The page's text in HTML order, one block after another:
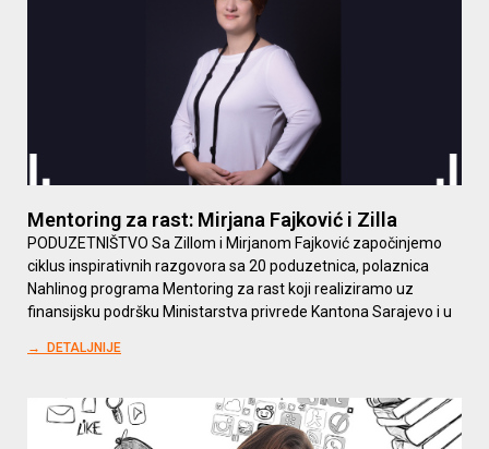
Mentoring za rast: Mirjana Fajković i Zilla
PODUZETNIŠTVO Sa Zillom i Mirjanom Fajković započinjemo
ciklus inspirativnih razgovora sa 20 poduzetnica, polaznica
Nahlinog programa Mentoring za rast koji realiziramo uz
finansijsku podršku Ministarstva privrede Kantona Sarajevo i u
→ DETALJNIJE